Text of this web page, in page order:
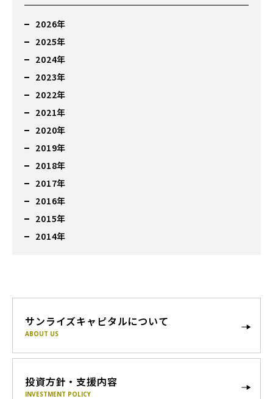
2026年
2025年
2024年
2023年
2022年
2021年
2020年
2019年
2018年
2017年
2016年
2015年
2014年
サンライズキャピタルについて
ABOUT US
投資方針・支援内容
INVESTMENT POLICY